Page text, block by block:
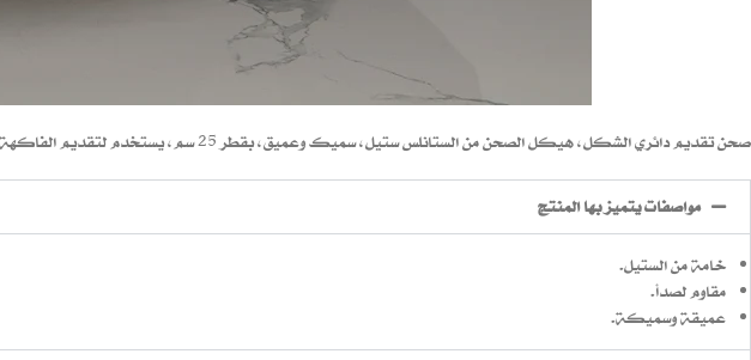
صحن تقديم دائري الشكل، هيكل الصحن من الستانلس ستيل، سميك وعميق، بقطر 25 سم، يستخدم لتقديم الفاكهة.
مواصفات يتميز بها المنتج
خامة من الستيل.
مقاوم لصدأ.
عميقة وسميكة.